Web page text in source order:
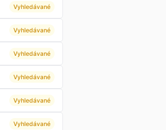
Vyhledávané
Vyhledávané
Vyhledávané
Vyhledávané
Vyhledávané
Vyhledávané